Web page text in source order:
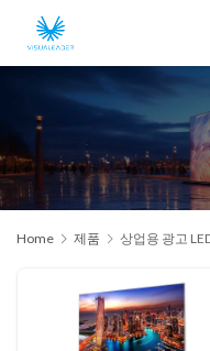
Home 제품 상업용 광고